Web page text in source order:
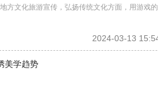
方文化旅游宣传，弘扬传统文化方面，用游戏
2024-03-13
美学趋势